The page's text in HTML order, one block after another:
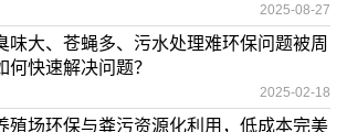
2025-08-27
味大、苍蝇多、污水处理难环保问题被周
快速解决问题？
2025-02-18
殖场环保与粪污资源化利用，低成本完美